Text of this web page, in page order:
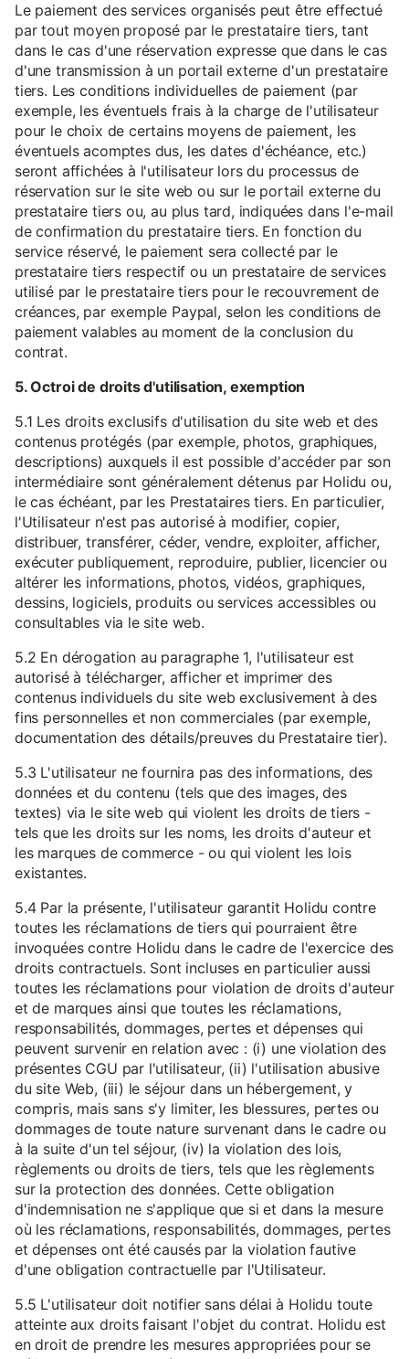
Le paiement des services organisés peut être effectué
par tout moyen proposé par le prestataire tiers, tant
dans le cas d'une réservation expresse que dans le cas
d'une transmission à un portail externe d'un prestataire
tiers. Les conditions individuelles de paiement (par
exemple, les éventuels frais à la charge de l'utilisateur
pour le choix de certains moyens de paiement, les
éventuels acomptes dus, les dates d'échéance, etc.)
seront affichées à l'utilisateur lors du processus de
réservation sur le site web ou sur le portail externe du
prestataire tiers ou, au plus tard, indiquées dans l'e-mail
de confirmation du prestataire tiers. En fonction du
service réservé, le paiement sera collecté par le
prestataire tiers respectif ou un prestataire de services
utilisé par le prestataire tiers pour le recouvrement de
créances, par exemple Paypal, selon les conditions de
paiement valables au moment de la conclusion du
contrat.
5. Octroi de droits d'utilisation, exemption
5.1 Les droits exclusifs d'utilisation du site web et des
contenus protégés (par exemple, photos, graphiques,
descriptions) auxquels il est possible d'accéder par son
intermédiaire sont généralement détenus par Holidu ou,
le cas échéant, par les Prestataires tiers. En particulier,
l'Utilisateur n'est pas autorisé à modifier, copier,
distribuer, transférer, céder, vendre, exploiter, afficher,
exécuter publiquement, reproduire, publier, licencier ou
altérer les informations, photos, vidéos, graphiques,
dessins, logiciels, produits ou services accessibles ou
consultables via le site web.
5.2 En dérogation au paragraphe 1, l'utilisateur est
autorisé à télécharger, afficher et imprimer des
contenus individuels du site web exclusivement à des
fins personnelles et non commerciales (par exemple,
documentation des détails/preuves du Prestataire tier).
5.3 L'utilisateur ne fournira pas des informations, des
données et du contenu (tels que des images, des
textes) via le site web qui violent les droits de tiers -
tels que les droits sur les noms, les droits d'auteur et
les marques de commerce - ou qui violent les lois
existantes.
5.4 Par la présente, l'utilisateur garantit Holidu contre
toutes les réclamations de tiers qui pourraient être
invoquées contre Holidu dans le cadre de l'exercice des
droits contractuels. Sont incluses en particulier aussi
toutes les réclamations pour violation de droits d'auteur
et de marques ainsi que toutes les réclamations,
responsabilités, dommages, pertes et dépenses qui
peuvent survenir en relation avec : (i) une violation des
présentes CGU par l'utilisateur, (ii) l'utilisation abusive
du site Web, (iii) le séjour dans un hébergement, y
compris, mais sans s'y limiter, les blessures, pertes ou
dommages de toute nature survenant dans le cadre ou
à la suite d'un tel séjour, (iv) la violation des lois,
règlements ou droits de tiers, tels que les règlements
sur la protection des données. Cette obligation
d'indemnisation ne s'applique que si et dans la mesure
où les réclamations, responsabilités, dommages, pertes
et dépenses ont été causés par la violation fautive
d'une obligation contractuelle par l'Utilisateur.
5.5 L'utilisateur doit notifier sans délai à Holidu toute
atteinte aux droits faisant l'objet du contrat. Holidu est
en droit de prendre les mesures appropriées pour se